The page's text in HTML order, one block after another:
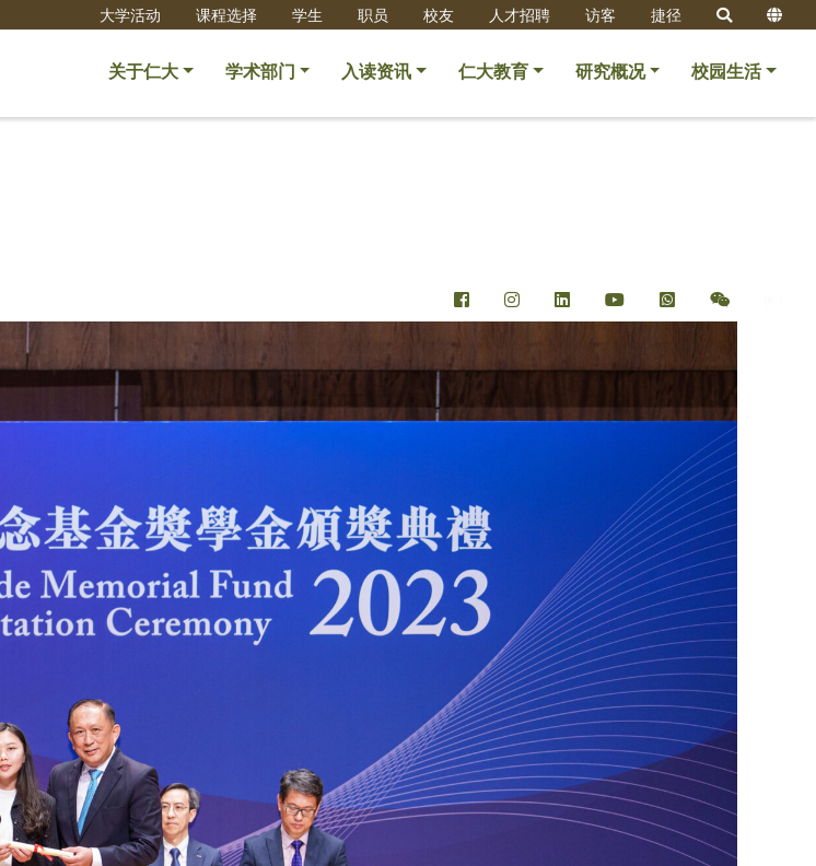
大学活动 课程选择 学生 职员 校友 人才招聘 访客 捷径
关于仁大 学术部门 入读资讯 仁大教育 研究概况 校园生活